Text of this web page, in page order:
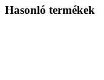
Hasonló termékek